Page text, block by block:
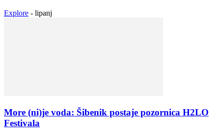
Explore - lipanj
More (ni)je voda: Šibenik postaje pozornica H2LO
Festivala